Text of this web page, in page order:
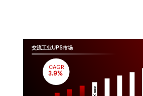
交流工业UPS市场
Million
CAGR
3.9%